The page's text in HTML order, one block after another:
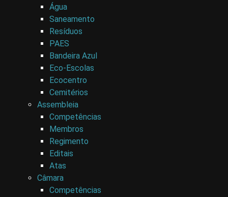
Água
Saneamento
Resíduos
PAES
Bandeira Azul
Eco-Escolas
Ecocentro
Cemitérios
Assembleia
Competências
Membros
Regimento
Editais
Atas
Câmara
Competências